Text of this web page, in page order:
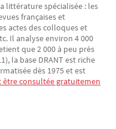
littérature spécialisée : les
françaises et
actes des colloques et
Il analyse environ 4 000
que 2 000 à peu près
la base DRANT est riche
dès 1975 et est
être consultée gratuitemen